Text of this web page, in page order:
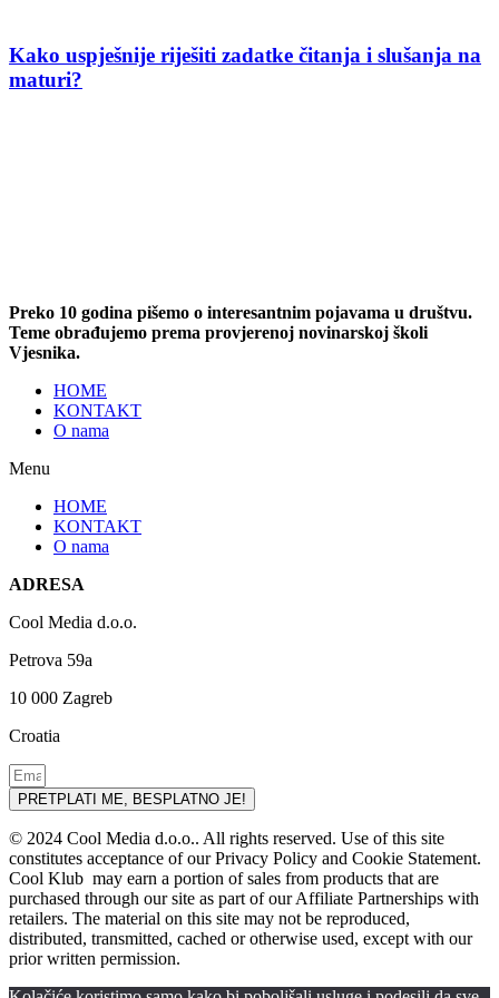
Kako uspješnije riješiti zadatke čitanja i slušanja na
maturi?
Preko 10 godina pišemo o interesantnim pojavama u društvu.
Teme obrađujemo prema provjerenoj novinarskoj školi
Vjesnika.
HOME
KONTAKT
O nama
Menu
HOME
KONTAKT
O nama
ADRESA
Cool Media d.o.o.
Petrova 59a
10 000 Zagreb
Croatia
PRETPLATI ME, BESPLATNO JE!
© 2024 Cool Media d.o.o.. All rights reserved. Use of this site
constitutes acceptance of our Privacy Policy and Cookie Statement.
Cool Klub may earn a portion of sales from products that are
purchased through our site as part of our Affiliate Partnerships with
retailers. The material on this site may not be reproduced,
distributed, transmitted, cached or otherwise used, except with our
prior written permission.